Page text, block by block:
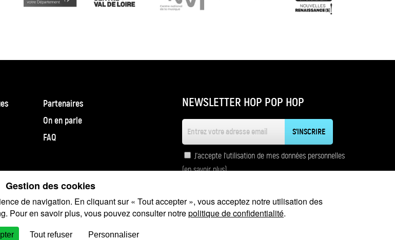
Partenaires
On en parle
FAQ
NEWSLETTER HOP POP HOP
J'accepte l'utilisation de mes données personnelles
(en savoir plus)
-Cookies-Visuel : Hélène Blanc-Conception et réalisation : EKELA
de navigation. En cliquant sur « Tout accepter », vous acceptez notre utilisation des
Pour en savoir plus, vous pouvez consulter notrepolitique de confidentialité.
Tout refuser Personnaliser